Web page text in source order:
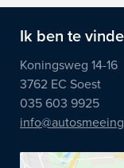
Ik ben te
Koningsweg 14-16
3762 EC Soest
035 603 9925